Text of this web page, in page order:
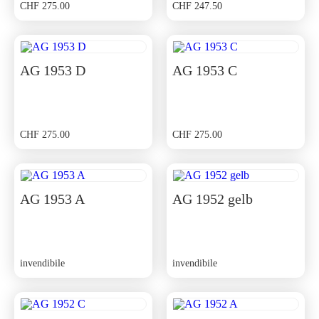
CHF 275.00
originale
era:
CHF 275.00.
CHF 247.50
attuale
è:
CHF 247.50.
AG 1953 D
CHF 275.00
AG 1953 C
CHF 275.00
AG 1953 A
invendibile
AG 1952 gelb
invendibile